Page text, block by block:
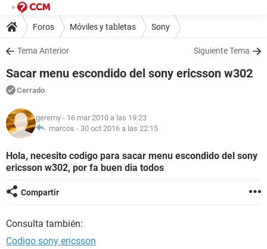
Foros Móviles y tabletas Sony
Tema Anterior Siguiente Tema
Sacar menu escondido del sony ericsson w302
Cerrado
geremy - 16 mar 2010 a las 19:23
marcos - 30 oct 2016 a las 22:15
Hola, necesito codigo para sacar menu escondido del sony
ericsson w302, por fa buen dia todos
Compartir
Consulta también:
Codigo sony ericsson